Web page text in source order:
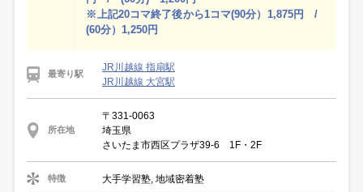
※上記20コマ終了後から1コマ(90分）1,875円 /
(60分）1,250円
最寄り駅
JR川越線 指扇駅
JR川越線 大宮駅
所在地
〒331-0063
埼玉県
さいたま市西区プラザ39-6 1F・2F
特徴 大手学習塾, 地域密着塾